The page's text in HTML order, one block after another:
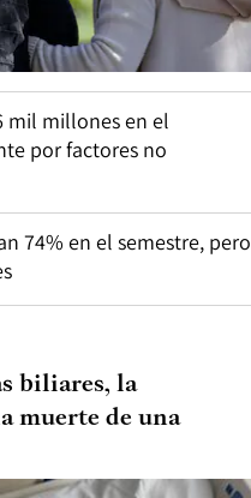
mil millones en el
por factores no
74% en el semestre, pero
biliares, la
muerte de una